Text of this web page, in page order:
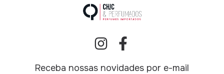
Receba nossas novidades por e-mail